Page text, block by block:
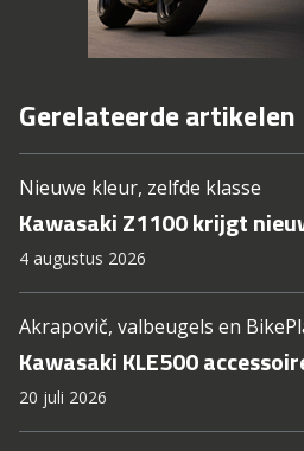
Gerelateerde artikelen
Nieuwe kleur, zelfde klasse
Kawasaki Z1100 krijgt
4 augustus 2026
Akrapovič, valbeugels en
Kawasaki KLE500
20 juli 2026